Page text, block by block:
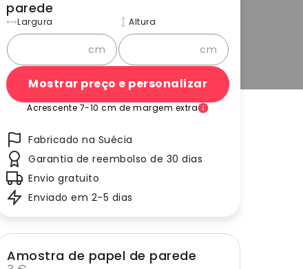
parede
Largura
cm
Altura
cm
Mostrar preço e personalizar
Acrescente 7-10 cm de margem extra
Fabricado na Suécia
Garantia de reembolso de 30 dias
Envio gratuito
Enviado em 2-5 dias
Amostra de papel de parede